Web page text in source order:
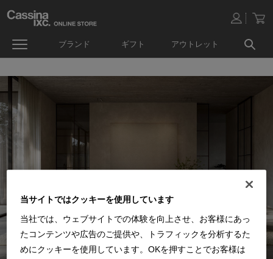
ブランド ギフト アウトレット
当サイトではクッキーを使用しています
当社では、ウェブサイトでの体験を向上させ、お客様にあっ
たコンテンツや広告のご提供や、トラフィックを分析するた
めにクッキーを使用しています。OKを押すことでお客様は